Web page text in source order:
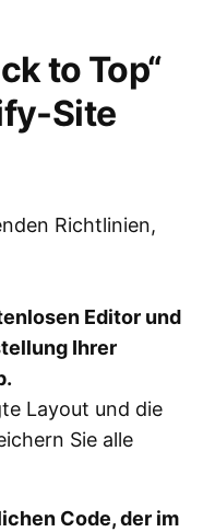
to Top“
Site
Richtlinien,
Editor und
Ihrer
Layout und die
Sie alle
Code, der im